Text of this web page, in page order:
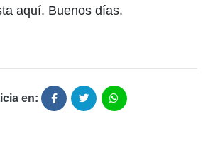
aquí. Buenos días.
en: